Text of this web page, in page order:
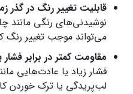
قابلیت تغییر رنگ در گذر
نوشیدنی‌های رنگی مانند
می‌تواند موجب تغییر رنگ
مقاومت کمتر در برابر فشار
فشار زیاد یا عادت‌هایی
لب‌پریدگی یا ترک خوردن